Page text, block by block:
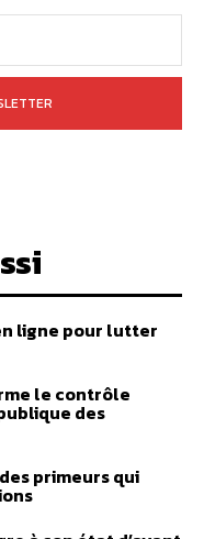
ligne pour lutter
le contrôle
des
primeurs qui